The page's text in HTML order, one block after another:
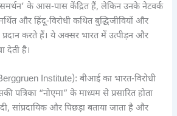
के आस-पास केंद्रित हैं, लेकिन उनके नेटवर्क
और हिंदू-विरोधी कथित बुद्धिजीवियों और
प्रदान करते हैं। ये अक्सर भारत में उत्पीड़न और
देती है।
Institute): बीआई का भारत-विरोधी
पत्रिका “नोएमा” के माध्यम से प्रसारित होता
सांप्रदायिक और पिछड़ा बताया जाता है और